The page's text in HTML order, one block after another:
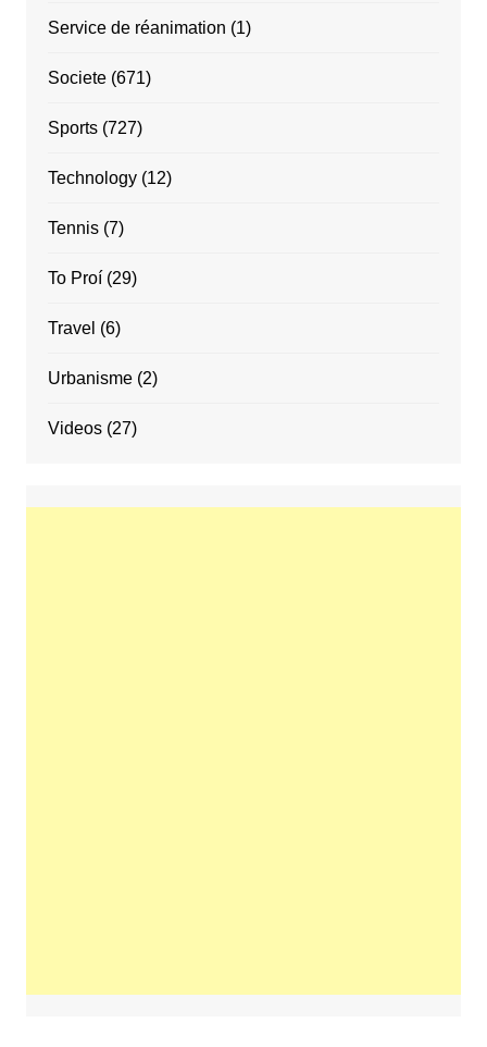
Service de réanimation (1)
Societe(671)
Sports(727)
Technology(12)
Tennis(7)
To Proí(29)
Travel (6)
Urbanisme(2)
Videos(27)